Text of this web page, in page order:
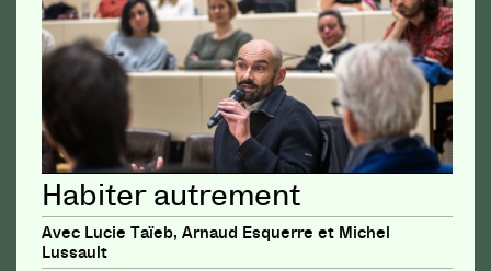
Habiter autrement
Avec Lucie Taïeb, Arnaud Esquerre et Michel
Lussault